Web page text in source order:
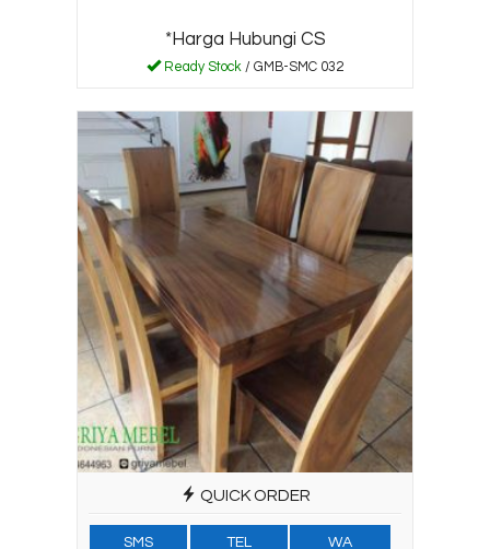
*Harga Hubungi CS
Ready Stock / GMB-SMC 032
QUICK ORDER
SMS TEL WA